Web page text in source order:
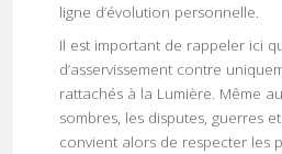
ligne d’évolution personnelle.
Il est important de rappeler ici
d’asservissement contre
rattachés à la Lumière. Même
sombres, les disputes, guerres
convient alors de respecter les